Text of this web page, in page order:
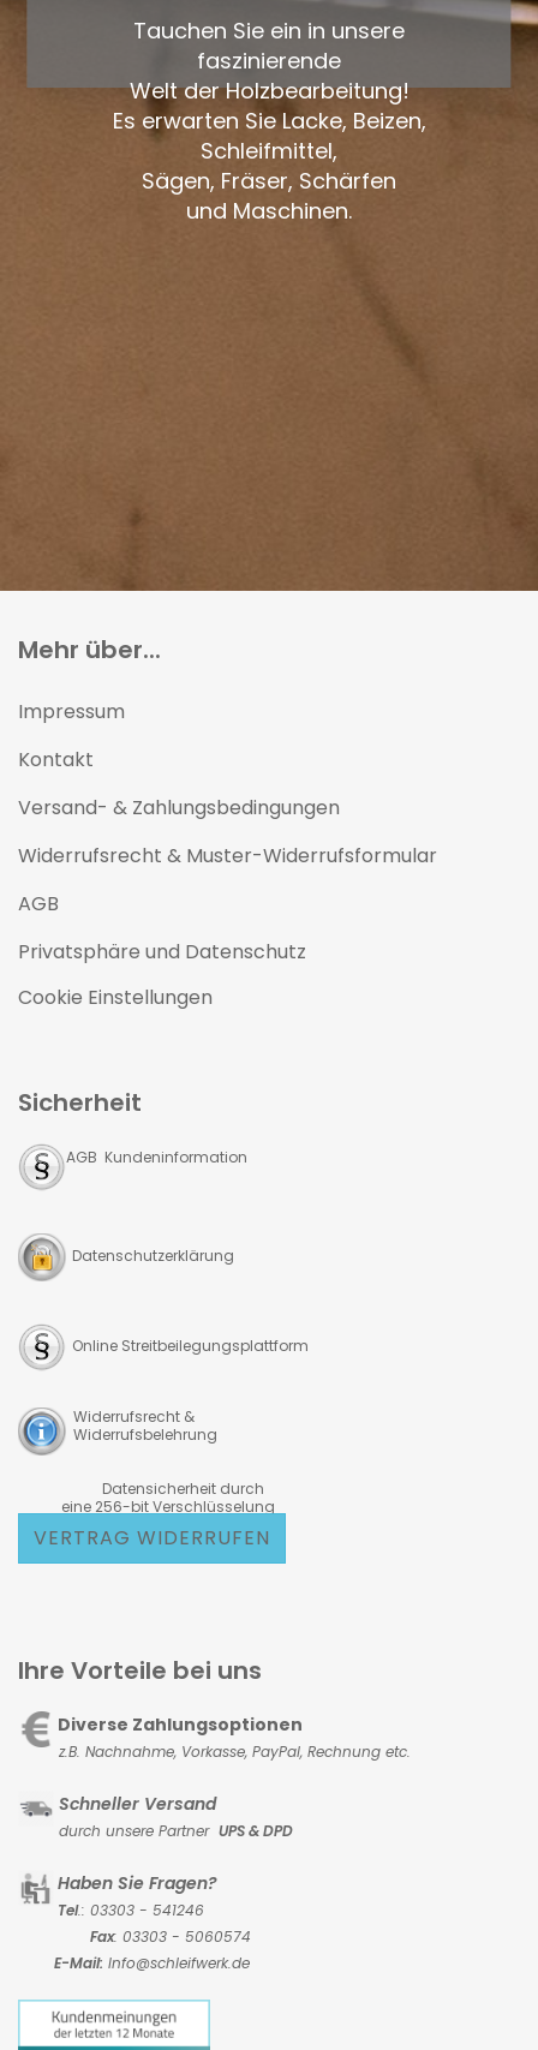
Tauchen Sie ein in unsere
faszinierende
Welt der Holzbearbeitung!
Es erwarten Sie Lacke, Beizen,
Schleifmittel,
Sägen, Fräser, Schärfen
und Maschinen.
Mehr über...
Impressum
Kontakt
Versand- & Zahlungsbedingungen
Widerrufsrecht & Muster-Widerrufsformular
AGB
Privatsphäre und Datenschutz
Cookie Einstellungen
Sicherheit
AGB Kundeninformation
Datenschutzerklärung
Online Streitbeilegungsplattform
Widerrufsrecht &
Widerrufsbelehrung
Datensicherheit durch
eine 256-bit Verschlüsselung
VERTRAG WIDERRUFEN
Ihre Vorteile bei uns
Diverse Zahlungsoptionen
z.B. Nachnahme, Vorkasse, PayPal, Rechnung etc.
Schneller Versand
durch unsere Partner UPS & DPD
Haben Sie Fragen?
Tel.: 03303 - 541246
Fax: 03303 - 5060574
E-Mail: Info@schleifwerk.de